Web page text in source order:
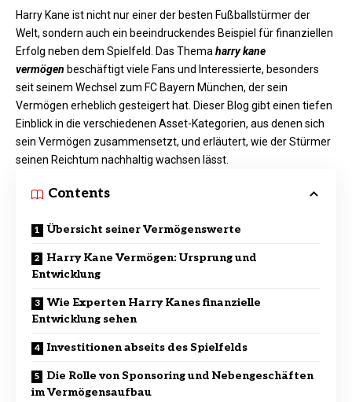
Harry Kane ist nicht nur einer der besten Fußballstürmer der
Welt, sondern auch ein beeindruckendes Beispiel für finanziellen
Erfolg neben dem Spielfeld. Das Thema harry kane
vermögen beschäftigt viele Fans und Interessierte, besonders
seit seinem Wechsel zum FC Bayern München, der sein
Vermögen erheblich gesteigert hat. Dieser Blog gibt einen tiefen
Einblick in die verschiedenen Asset-Kategorien, aus denen sich
sein Vermögen zusammensetzt, und erläutert, wie der Stürmer
seinen Reichtum nachhaltig wachsen lässt.
Contents
Übersicht seiner Vermögenswerte
Harry Kane Vermögen: Ursprung und
Entwicklung
Wie Experten Harry Kanes finanzielle
Entwicklung sehen
Investitionen abseits des Spielfelds
Die Rolle von Sponsoring und Nebengeschäften
im Vermögensaufbau